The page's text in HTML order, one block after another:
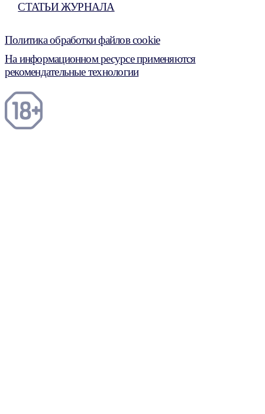
СТАТЬИ ЖУРНАЛА
Политика обработки файлов cookie
На информационном ресурсе применяются
рекомендательные технологии